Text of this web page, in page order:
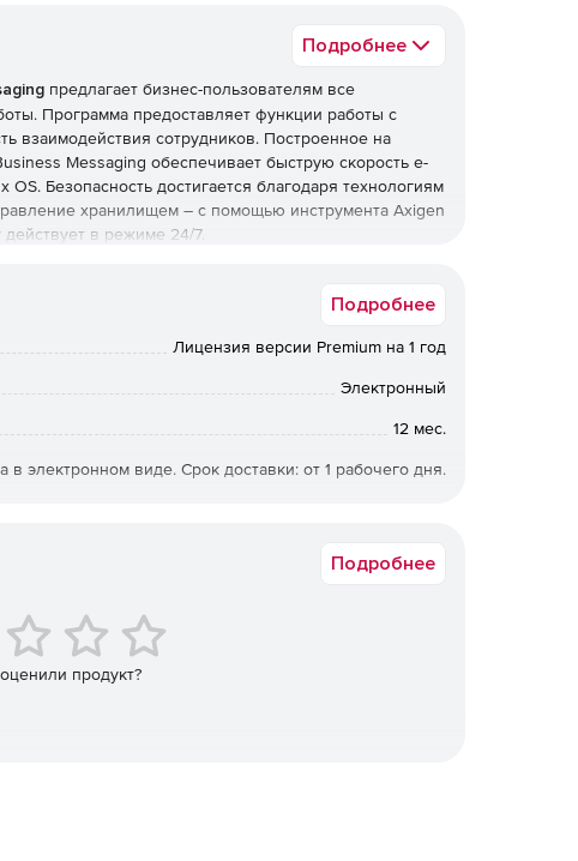
Подробнее
предлагает бизнес-пользователям все
Программа предоставляет функции работы с
взаимодействия сотрудников. Построенное на
Messaging обеспечивает быструю скорость e-
Безопасность достигается благодаря технологиям
хранилищем – с помощью инструмента Axigen
в режиме 24/7.
публичными календарями, задачами и заметками,
Microsoft Outlook и iCal (Webcal).
и календарей, контактов, встреч и задач.
Подробнее
Лицензия версии Premium на 1 год
Электронный
12 мес.
в электронном виде. Срок доставки: от 1 рабочего дня.
Подробнее
продукт?